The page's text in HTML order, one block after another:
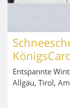
Entspannte
Allgäu, Tirol,